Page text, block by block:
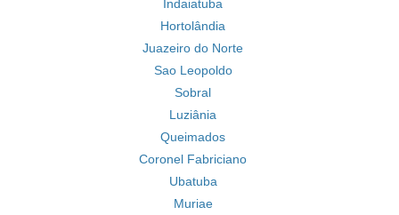
Indaiatuba
Hortolândia
Juazeiro do Norte
Sao Leopoldo
Sobral
Luziânia
Queimados
Coronel Fabriciano
Ubatuba
Muriae